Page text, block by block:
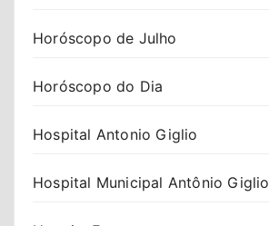
Horóscopo de Julho
Horóscopo do Dia
Hospital Antonio Giglio
Hospital Municipal Antônio Giglio